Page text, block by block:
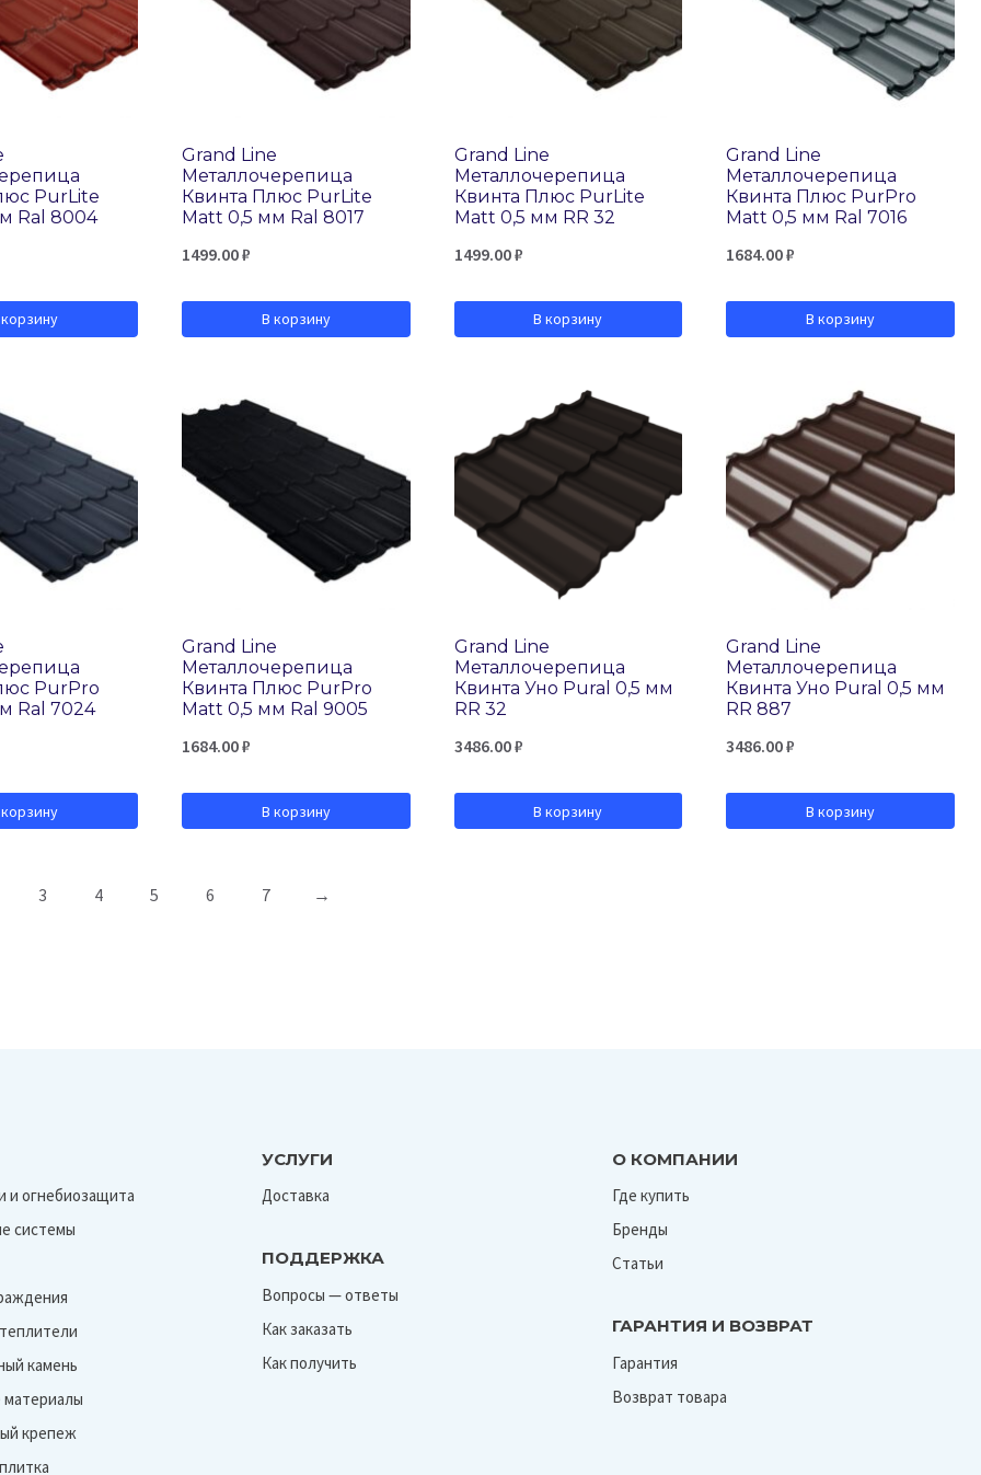
PurLite
Ral 8004
Grand Line
Металлочерепица
Квинта Плюс PurLite
Matt 0,5 мм Ral 8017
1499.00₽
В корзину
Grand Line
Металлочерепица
Квинта Плюс PurLite
Matt 0,5 мм RR 32
1499.00₽
В корзину
Grand Line
Металлочерепица
Квинта Плюс PurPro
Matt 0,5 мм Ral 7016
1684.00₽
В корзину
PurPro
Ral 7024
Grand Line
Металлочерепица
Квинта Плюс PurPro
Matt 0,5 мм Ral 9005
1684.00₽
В корзину
Grand Line
Металлочерепица
Квинта Уно Pural 0,5 мм
RR 32
3486.00₽
В корзину
Grand Line
Металлочерепица
Квинта Уно Pural 0,5 мм
RR 887
3486.00₽
В корзину
3 4 5 6 7 →
и огнебиозащита
системы
камень
крепеж
УСЛУГИ
Доставка
ПОДДЕРЖКА
Вопросы — ответы
Как заказать
Как получить
О КОМПАНИИ
Где купить
Бренды
Статьи
ГАРАНТИЯ И ВОЗВРАТ
Гарантия
Возврат товара